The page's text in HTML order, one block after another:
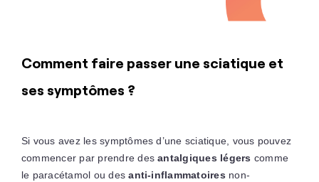
Comment faire passer une sciatique et
ses symptômes ?
Si vous avez les symptômes d’une sciatique, vous pouvez
commencer par prendre des antalgiques légers comme
le paracétamol ou des anti-inflammatoires non-